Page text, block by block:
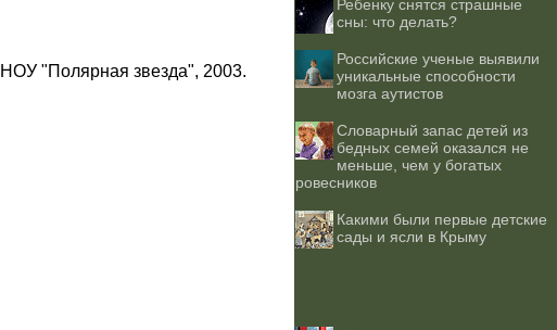
"Полярная звезда", 2003.
Ребенку снятся страшные
сны: что делать?
Российские ученые выявили
уникальные способности
мозга аутистов
Словарный запас детей из
бедных семей оказался не
меньше, чем у богатых
ровесников
Какими были первые детские
сады и ясли в Крыму